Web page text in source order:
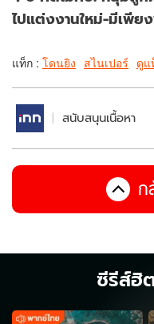
ไปแต่งงานใหม่-มีเพีย
แท็ก : โดนยิง สไนเปอร์ ดูแ
สนับสนุนเนื้อหา
ก
ซีรีส์ฮิ